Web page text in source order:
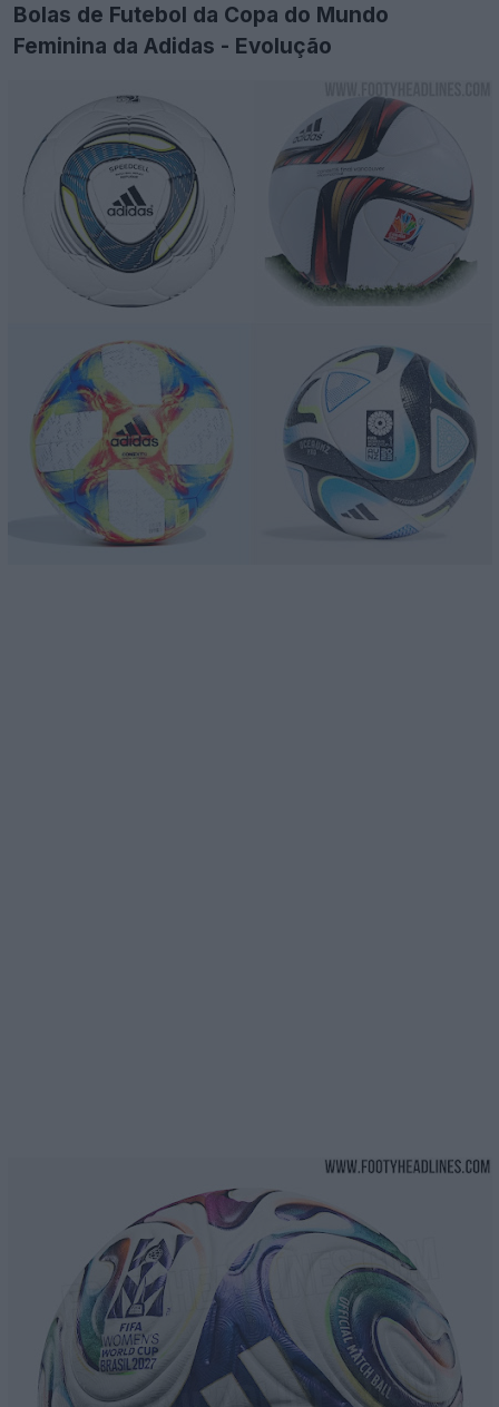
Bolas de Futebol da Copa do Mundo
Feminina da Adidas - Evolução